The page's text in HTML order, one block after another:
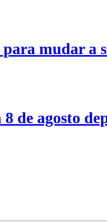
mudar a
de agosto